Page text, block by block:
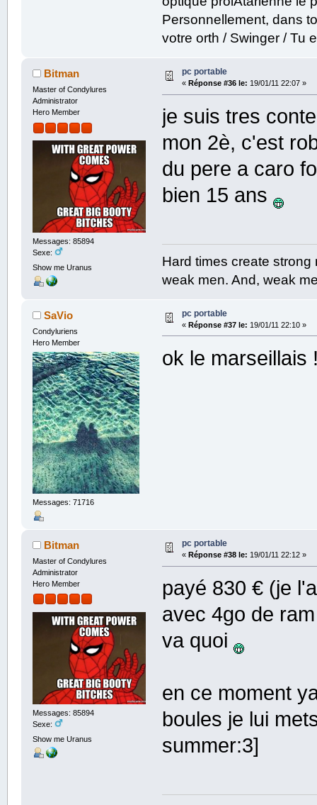
Personnellement, dans
votre orth / Swinger / Tu
Bitman
Master of Condylures
Administrator
Hero Member
Messages: 85894
Sexe:
Show me Uranus
pc portable
« Réponse #36 le: 19/01/11 22:07 »
je suis tres
mon 2è, c'est
du pere a caro
bien 15 ans
Hard times create
weak men. And, weak
SaVio
Condyluriens
Hero Member
Messages: 71716
pc portable
« Réponse #37 le: 19/01/11 22:10 »
ok le marseillais
Bitman
Master of Condylures
Administrator
Hero Member
Messages: 85894
Sexe:
Show me Uranus
pc portable
« Réponse #38 le: 19/01/11 22:12 »
payé 830 € (je
avec 4go de
va quoi
en ce moment
boules je lui
summer:3]